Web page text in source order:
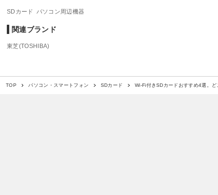
SDカード パソコン周辺機器
関連ブランド
東芝(TOSHIBA)
TOP パソコン・スマートフォン SDカード Wi-Fi付きSDカードおすすめ4選。